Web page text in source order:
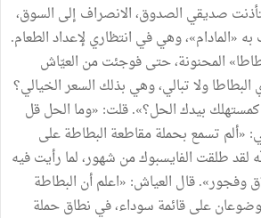
صديقي الصدوق، الانصراف إلى السوق،
«المادام»، وهي في انتظاري لإعداد الطعام.
المحنونة، حتى فوجئت من العيّاش
ولا تبالي، وهي بذلك السعر الخيالي؟
بيدك الحل؟». قلت: «وما الحل قل
«ألم تسمع بحملة مقاطعة البطاطة على
لقد طلقت الفايسبوك من شهور، لما رأيت فيه
قال العياش: «اعلم أن البطاطة
على قائمة سوداء، في نطاق حملة